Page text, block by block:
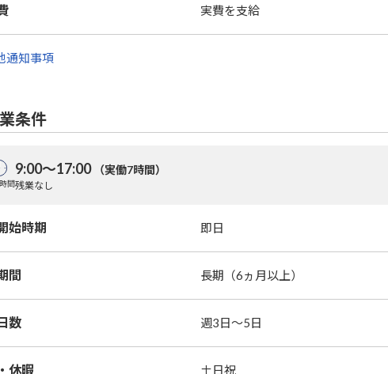
実費を支給
通知事項
条件
間
9:00～17:00 （実働7時間）
残業なし
始時期 即日
間 長期（6ヵ月以上）
数 週3日～5日
休暇 土日祝